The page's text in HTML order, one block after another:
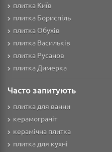
плитка Київ
плитка Бориспіль
плитка Обухів
плитка Васильків
плитка Русанов
плитка Димерка
Часто запитують
плитка для ванни
керамограніт
керамічна плитка
плитка для кухні